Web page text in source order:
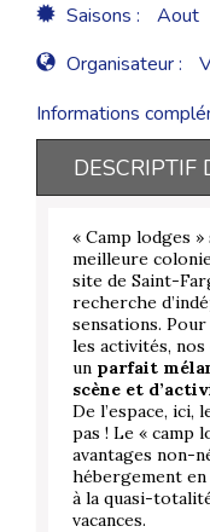
Saisons :
Aout
Organisateur :
Informations
DESCRIPTIF
« Camp lodges
meilleure
site de Saint-
recherche
sensations.
les activités,
un parfait
scène et
De l’espace, ici,
pas ! Le « camp
avantages non-
hébergement en
à la quasi-
vacances.